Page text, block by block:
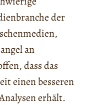
der
an
dass das
einen besseren
erhält.